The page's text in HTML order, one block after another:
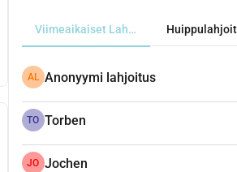
Viimeaikaiset Lahjoitukset
AL Anonyymi lahjoitus
TO Torben
JO Jochen